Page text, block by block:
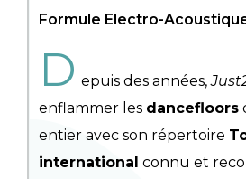
Formule Electro-
D epuis des années,
enflammer les dancefloors
entier avec son répertoire
international connu et